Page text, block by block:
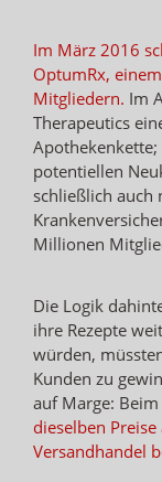
Im März 2016
OptumRx,
Mitgliedern. Im
Therapeutics
potentiellen
schließlich auch
Millionen
Die Logik
ihre Rezepte
würden,
Kunden zu
auf Marge:
dieselben
Versandhandel